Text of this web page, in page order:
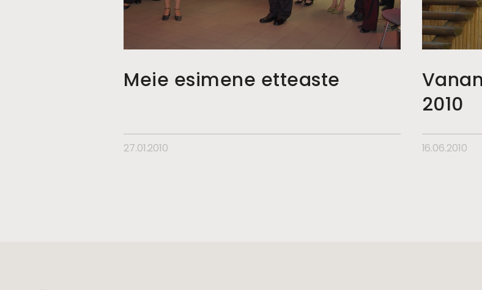
Meie esimene etteaste
27.01.2010
2010
16.06.2010